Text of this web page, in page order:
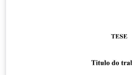
github: https://github.com/wmeira/